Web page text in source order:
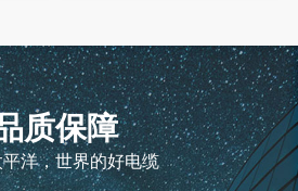
质保障
洋，世界的好电缆